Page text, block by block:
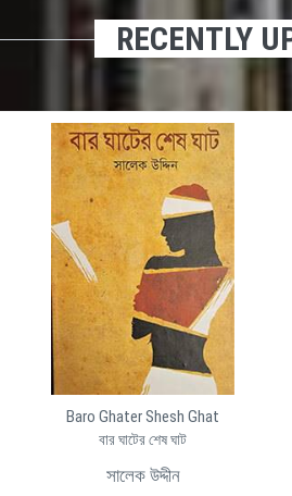
RECENTLY
Baro Ghater Shesh Ghat
বার ঘাটের শেষ ঘাট
সালেক উদ্দীন